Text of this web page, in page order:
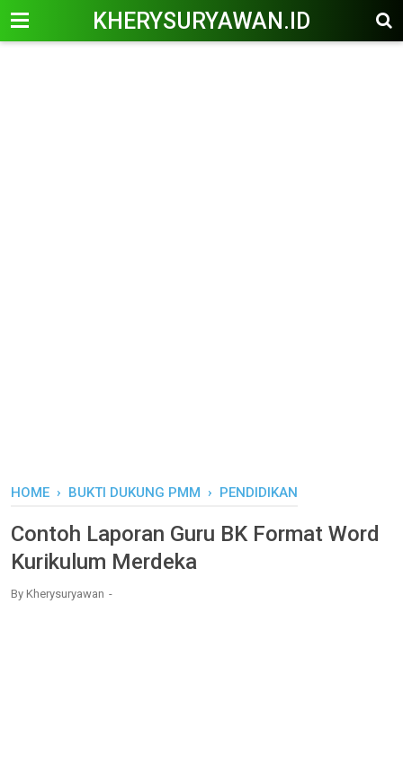
KHERYSURYAWAN.ID
HOME › BUKTI DUKUNG PMM › PENDIDIKAN
Contoh Laporan Guru BK Format Word
Kurikulum Merdeka
By Kherysuryawan